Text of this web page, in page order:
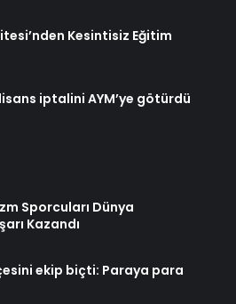
Kesintisiz Eğitim
lisans iptalini AYM’ye götürdü
Sporcuları Dünya
Kazandı
ekip biçti: Paraya para